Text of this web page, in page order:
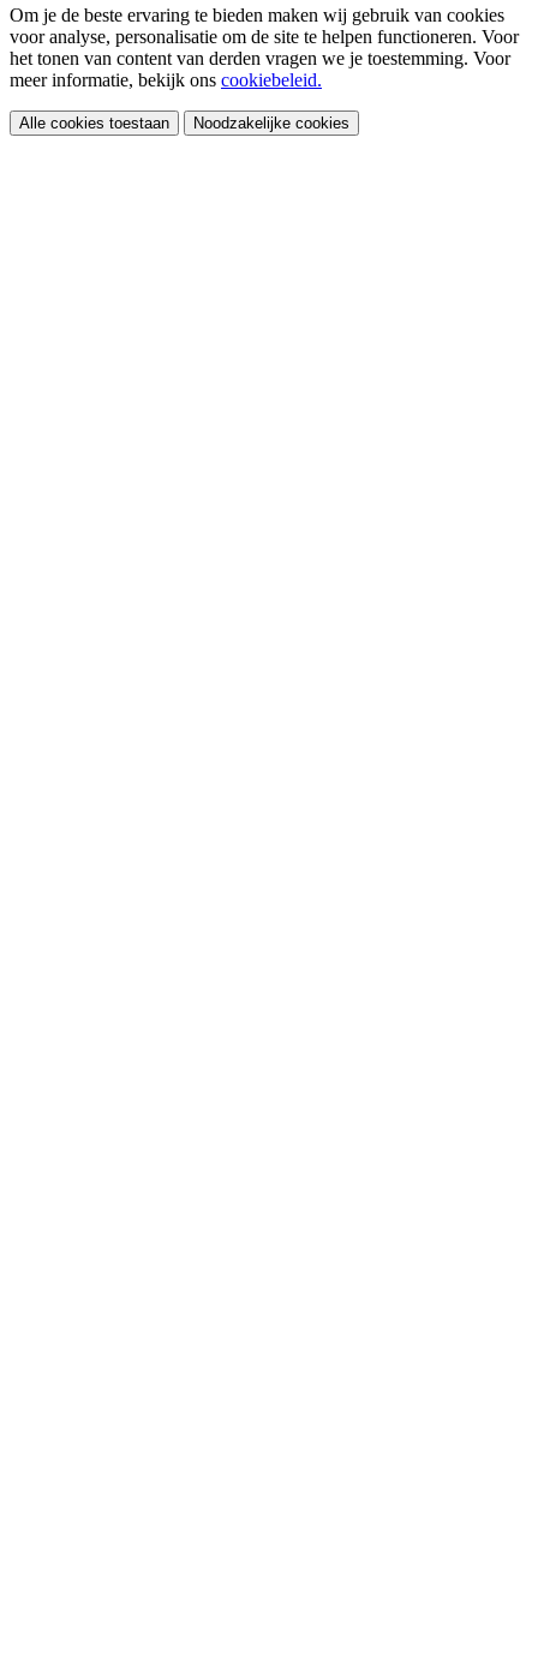
Om je de beste ervaring te bieden maken wij gebruik van cookies
voor analyse, personalisatie om de site te helpen functioneren. Voor
het tonen van content van derden vragen we je toestemming. Voor
meer informatie, bekijk ons cookiebeleid.
Alle cookies toestaan Noodzakelijke cookies